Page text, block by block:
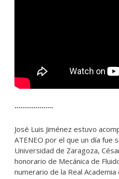
····················
José Luis Jiménez estuvo
ATENEO por el que un día fue
Universidad de Zaragoza,
honorario de Mecánica de
numerario de la Real